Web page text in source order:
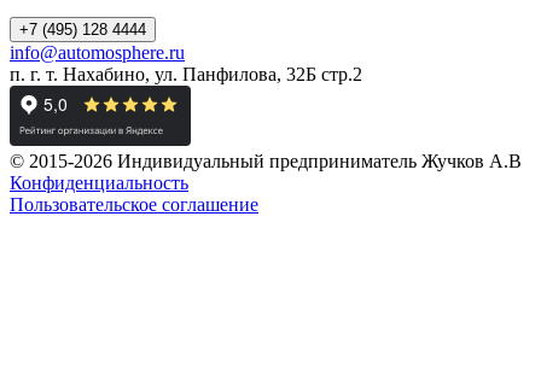
+7 (495) 128 4444
info@automosphere.ru
п. г. т. Нахабино, ул. Панфилова, 32Б стр.2
© 2015-2026 Индивидуальный предприниматель Жучков А.В
Конфиденциальность
Пользовательское соглашение